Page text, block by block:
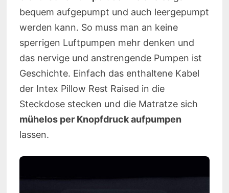
bequem aufgepumpt und auch leergepumpt
werden kann. So muss man an keine
sperrigen Luftpumpen mehr denken und
das nervige und anstrengende Pumpen ist
Geschichte. Einfach das enthaltene Kabel
der Intex Pillow Rest Raised in die
Steckdose stecken und die Matratze sich
mühelos per Knopfdruck aufpumpen
lassen.